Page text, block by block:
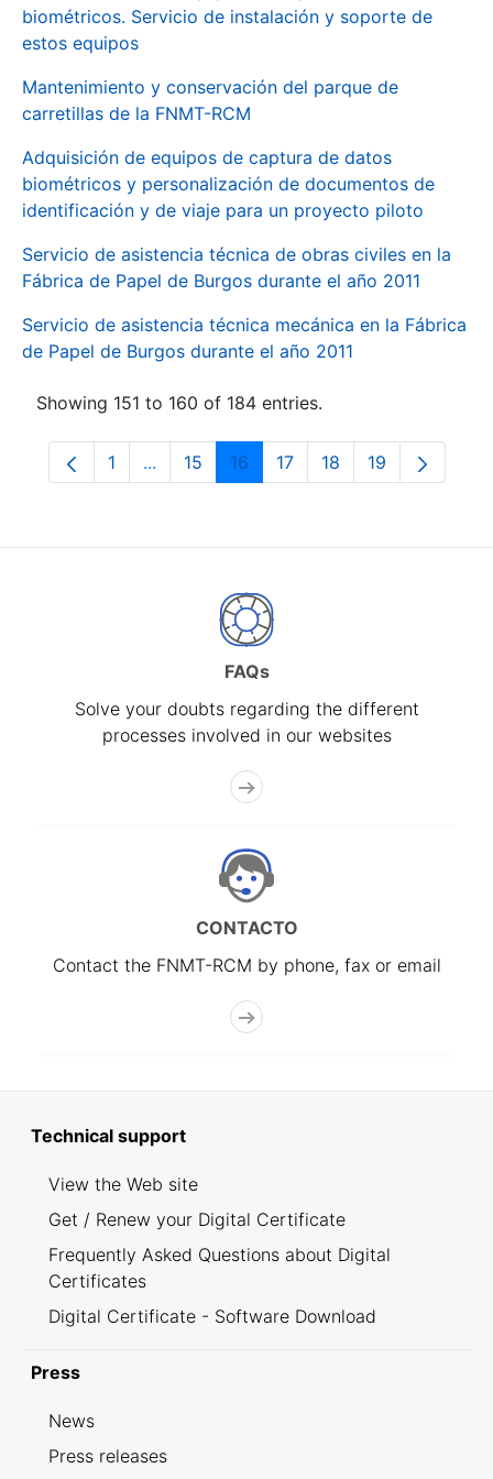
biométricos. Servicio de instalación y soporte de
estos equipos
Mantenimiento y conservación del parque de
carretillas de la FNMT-RCM
Adquisición de equipos de captura de datos
biométricos y personalización de documentos de
identificación y de viaje para un proyecto piloto
Servicio de asistencia técnica de obras civiles en la
Fábrica de Papel de Burgos durante el año 2011
Servicio de asistencia técnica mecánica en la Fábrica
de Papel de Burgos durante el año 2011
Showing 151 to 160 of 184 entries.
Page
1 ...Intermediate Pages Use TAB to navigate.
Page
15 Page
16 Page
17 Page
18 Page
19
FAQs
Solve your doubts regarding the different
processes involved in our websites
CONTACTO
Contact the FNMT-RCM by phone, fax or email
Technical support
View the Web site
Get / Renew your Digital Certificate
Frequently Asked Questions about Digital
Certificates
Digital Certificate - Software Download
Press
News
Press releases